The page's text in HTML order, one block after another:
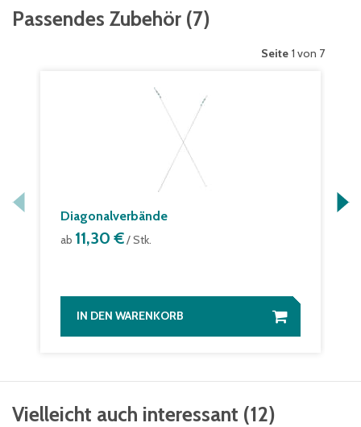
Passendes Zubehör (7)
Seite 1 von 7
Diagonalverbände
ab 11,30 €/ Stk.
IN DEN WARENKORB
Vielleicht auch interessant (12)